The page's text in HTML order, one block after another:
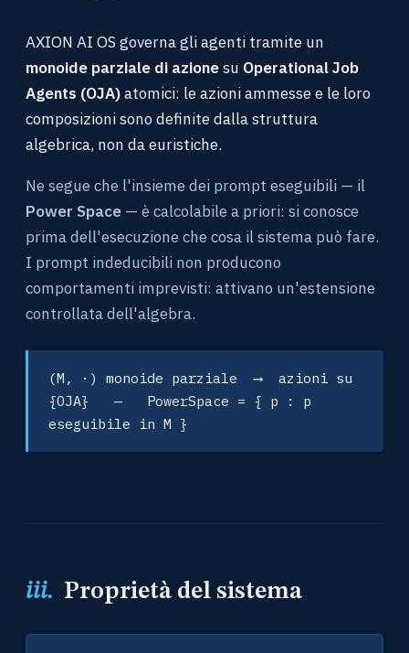
AXION AI OS governa gli agenti tramite un
monoide parziale di azionesu Operational Job
Agents (OJA)atomici: le azioni ammesse e le loro
composizioni sono definite dalla struttura
algebrica, non da euristiche.
Ne segue che l'insieme dei prompt eseguibili — il
Power Space — è calcolabile a priori: si conosce
prima dell'esecuzione che cosa il sistema può fare.
I prompt indeducibili non producono
comportamenti imprevisti: attivano un'estensione
controllata dell'algebra.
(M, ·) monoide parziale ⟶ azioni su
{OJA} — PowerSpace = { p : p
eseguibile in M }
iii. Proprietà del sistema